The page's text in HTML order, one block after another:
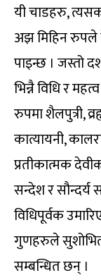
यी चाडहरु,
अझ मिहिन रुपले
पाइन्छ । जस्तो
भिन्नै विधि र
रुपमा शैलपुत्री,
कात्यायनी,
प्रतीकात्मक
सन्देश र सौन्दर्य
विधिपूर्वक
गुणहरुले
सम्बन्धित छन् ।